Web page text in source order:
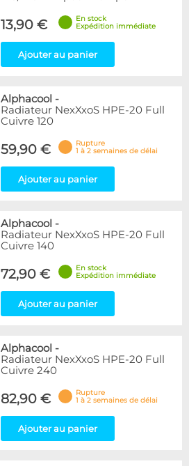
13,90 €
En stock
Expédition immédiate
Ajouter au panier
Alphacool -
Radiateur NexXxoS HPE-20 Full
Cuivre 120
59,90 €
Rupture
1 à 2 semaines de délai
Ajouter au panier
Alphacool -
Radiateur NexXxoS HPE-20 Full
Cuivre 140
72,90 €
En stock
Expédition immédiate
Ajouter au panier
Alphacool -
Radiateur NexXxoS HPE-20 Full
Cuivre 240
82,90 €
Rupture
1 à 2 semaines de délai
Ajouter au panier